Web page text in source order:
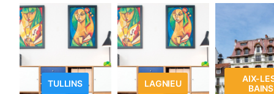
TULLINS LAGNIEU
AIX-
BAINS